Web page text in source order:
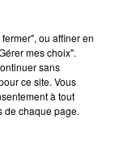
11h09
11h09
ou affiner en
mes choix".
sans
ce site. Vous
à tout
de chaque page.